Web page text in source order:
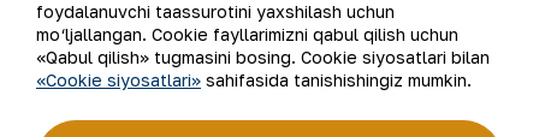
Barqaror rivojlanish
Investorlarga
Foydalanish shartlari
Cookie fayllaridan
foydalanish
foydalanuvchi taassurotini yaxshilash uchun
mo‘ljallangan. Cookie fayllarimizni qabul qilish uchun
«Qabul qilish» tugmasini bosing. Cookie siyosatlari bilan
«Cookie siyosatlari» sahifasida tanishishingiz mumkin.